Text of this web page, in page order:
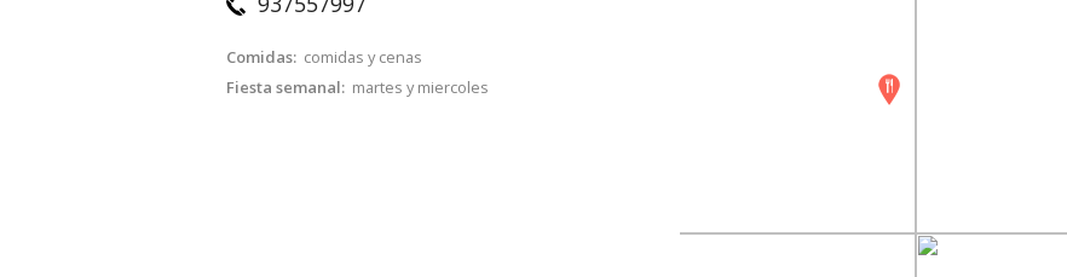
Comidas: comidas y cenas
Fiesta semanal: martes y miercoles